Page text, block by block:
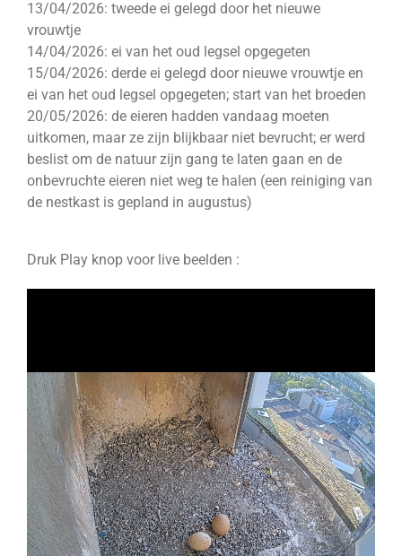
13/04/2026: tweede ei gelegd door het nieuwe
vrouwtje
14/04/2026: ei van het oud legsel opgegeten
15/04/2026: derde ei gelegd door nieuwe vrouwtje en
ei van het oud legsel opgegeten; start van het broeden
20/05/2026: de eieren hadden vandaag moeten
uitkomen, maar ze zijn blijkbaar niet bevrucht; er werd
beslist om de natuur zijn gang te laten gaan en de
onbevruchte eieren niet weg te halen (een reiniging van
de nestkast is gepland in augustus)
Druk Play knop voor live beelden :